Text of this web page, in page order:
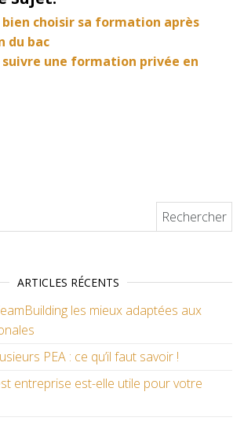
choisir sa formation après
du bac
une formation privée en
ARTICLES RÉCENTS
les mieux adaptées aux
PEA : ce qu’il faut savoir !
entreprise est-elle utile pour votre